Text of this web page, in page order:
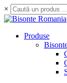
×
Produse